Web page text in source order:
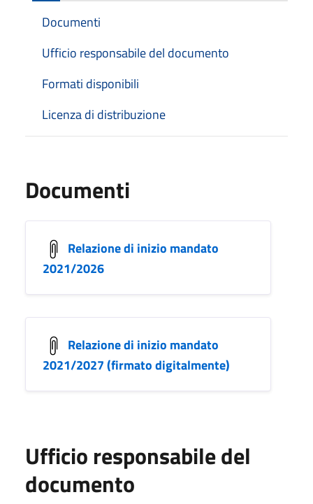
Documenti
Ufficio responsabile del documento
Formati disponibili
Licenza di distribuzione
Documenti
Relazione di inizio mandato
2021/2026
Relazione di inizio mandato
2021/2027 (firmato digitalmente)
Ufficio responsabile del
documento